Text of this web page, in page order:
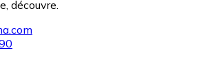
découvre.